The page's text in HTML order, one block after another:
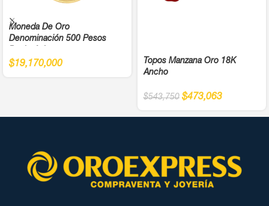
Moneda De Oro
Denominación 500 Pesos
Panamericanos Año 1971 Cali
$19,170,000
Topos Manzana Oro 18K
Ancho
$543,750 $473,063